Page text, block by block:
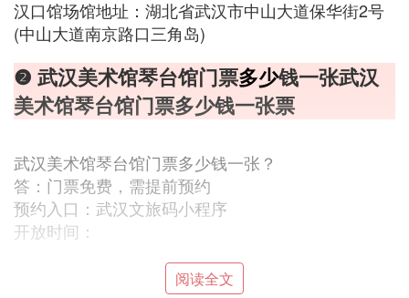
汉口馆场馆地址：湖北省武汉市中山大道保华街2号
(中山大道南京路口三角岛)
❷ 武汉美术馆琴台馆门票多少钱一张武汉
美术馆琴台馆门票多少钱一张票
武汉美术馆琴台馆门票多少钱一张？
答：门票免费，需提前预约
预约入口：武汉文旅码小程序
开放时间：
周二至周日上午09:00-17:00(16:00停止入馆)，周—
阅读全文